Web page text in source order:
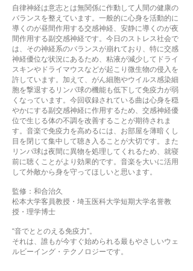
自律神経は意志とは無関係に作動して人間の健康の
バランスを整えています。一般的に心身を活動的に
導くのが昼間作用する交感神経、安静に導くのが夜
間作用する副交感神経です。今日のストレス社会で
は、その神経系のバランスが崩れており、特に交感
神経優位な状況にあるため、粘液が減少してドライ
スキンやドライマウスなどが起こり微生物の侵入を
許しています。加えて、がん細胞やウイルス感染細
胞を撃退するリンパ球の機能も低下して免疫力が弱
くなっています。今回収録されている曲は心身を穏
やかにする副交感神経に作用するため、交感神経優
位で生じる体の不調を改善することが期待されま
す。音楽で免疫力を高めるには、お部屋を薄暗くし
目を閉じて集中して聴き入ることが大切です。また
リンパ球は夜間に異物を処理してくれるため、就寝
前に聴くことがより効果的です。音楽を大いに活用
して外敵から身を守ってほしいと思います。
監修：和合治久
松本大学客員教授・埼玉医科大学短期大学名誉教
授・理学博士
“音でととのえる免疫力”。
それは、誰もが今すぐ始められる最もやさしいウェ
ルビーイング・テクノロジーです。